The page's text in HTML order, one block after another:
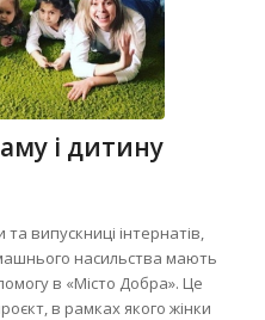
і дитину
випускниці інтернатів,
насильства мають
в «Місто Добра». Це
в рамках якого жінки